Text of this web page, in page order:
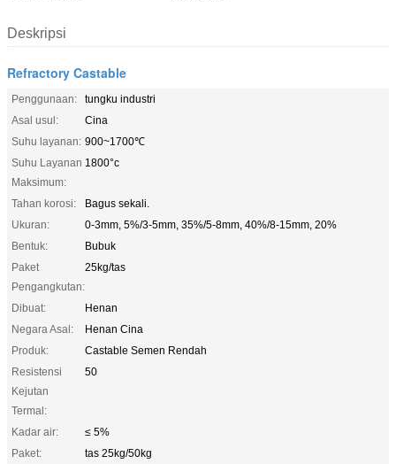
Deskripsi
Refractory Castable
Penggunaan:
tungku industri
Asal usul:
Cina
Suhu layanan: 900~1700℃
Suhu Layanan
Maksimum:
1800°c
Tahan korosi:
Bagus sekali.
Ukuran:
0-3mm, 5%/3-5mm, 35%/5-8mm, 40%/8-15mm, 20%
Bentuk:
Bubuk
Paket
Pengangkutan:
25kg/tas
Dibuat:
Henan
Negara Asal:
Henan Cina
Produk:
Castable Semen Rendah
Resistensi
Kejutan
Termal:
50
Kadar air:
≤ 5%
Paket:
tas 25kg/50kg